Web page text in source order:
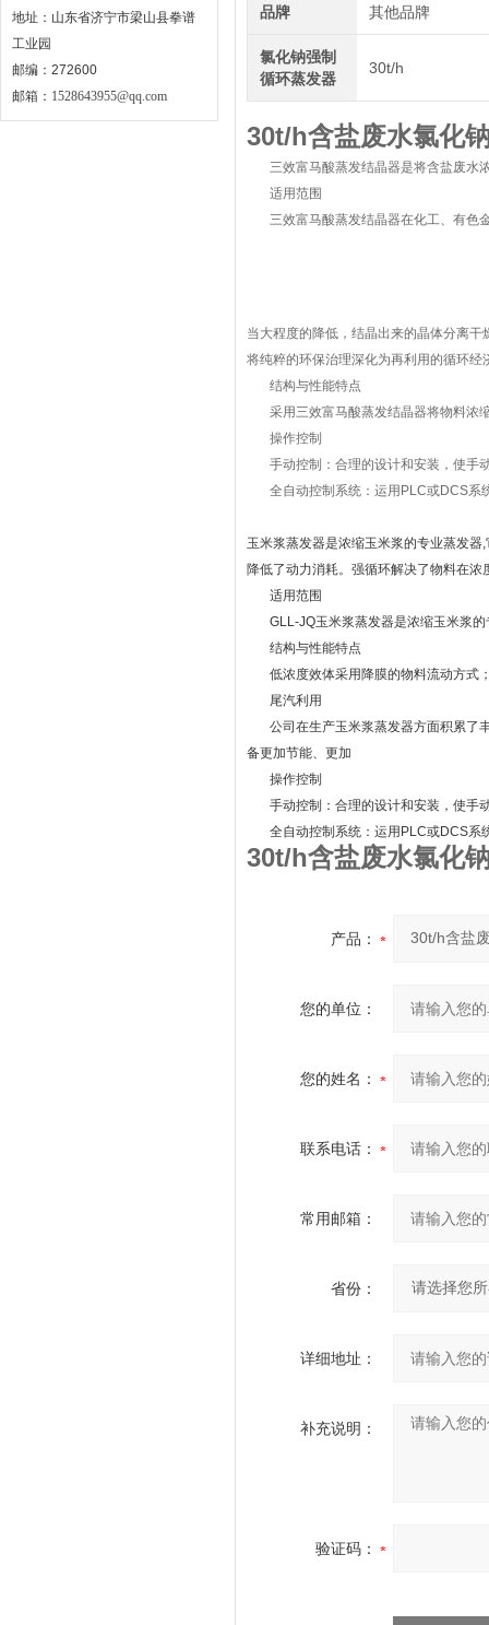
地址：山东省济宁市梁山县拳谱
工业园
邮编：272600
邮箱： 1528643955@qq.com
品牌 其他品牌
氯化钠强制
循环蒸发器
30t/h
30t/h含盐废水氯化
三效富马酸蒸发结晶器是将含盐废水
适用范围
三效富马酸蒸发结晶器在化工、有色
当大程度的降低，结晶出来的晶体分离
将纯粹的环保治理深化为再利用的循环
结构与性能特点
采用三效富马酸蒸发结晶器将物料浓
操作控制
手动控制：合理的设计和安装，使手
全自动控制系统：运用PLC或DCS系
玉米浆蒸发器是浓缩玉米浆的专业蒸发
降低了动力消耗。强循环解决了物料在
适用范围
GLL-JQ玉米浆蒸发器是浓缩玉米浆的
结构与性能特点
低浓度效体采用降膜的物料流动方式
尾汽利用
公司在生产玉米浆蒸发器方面积累了丰
备更加节能、更加
操作控制
手动控制：合理的设计和安装，使手
全自动控制系统：运用PLC或DCS系
30t/h含盐废水氯化
产品：
您的单位：
您的姓名：
联系电话：
常用邮箱：
省份：
详细地址：
补充说明：
验证码：